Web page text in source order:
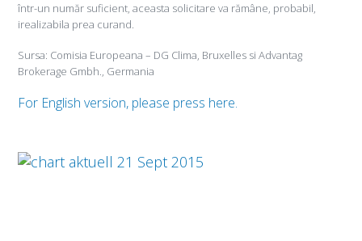
într-un număr suficient, aceasta solicitare va rămâne, probabil,
irealizabila prea curand.
Sursa: Comisia Europeana – DG Clima, Bruxelles si Advantag
Brokerage Gmbh., Germania
For English version, please press here.